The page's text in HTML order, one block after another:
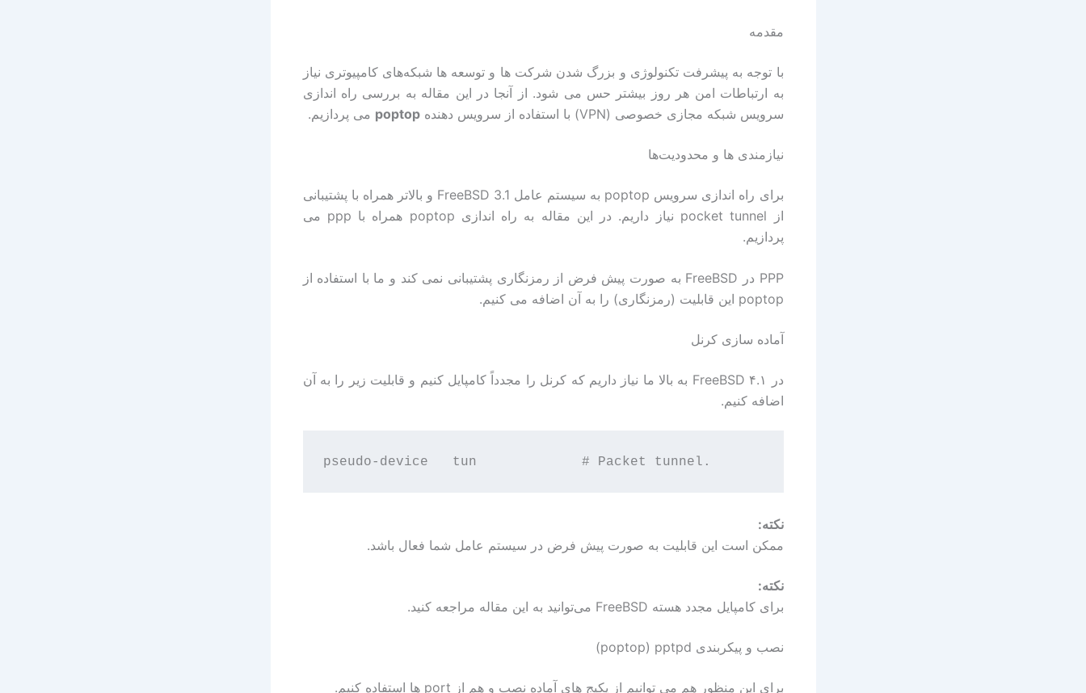
مقدمه
با توجه به پیشرفت تکنولوژی و بزرگ شدن شرکت ها و توسعه ها شبکه‌های کامپیوتری نیاز
به ارتباطات امن هر روز بیشتر حس می شود. از آنجا در این مقاله به بررسی راه اندازی
سرویس شبکه مجازی خصوصی (VPN) با استفاده از سرویس دهنده
poptop می پردازیم.
نیازمندی ها و محدودیت‌ها
برای راه اندازی سرویس poptop به سیستم عامل FreeBSD 3.1 و بالاتر همراه با پشتیبانی
از pocket tunnel نیاز داریم. در این مقاله به راه اندازی poptop همراه با ppp می
پردازیم.
PPP در FreeBSD به صورت پیش فرض از رمزنگاری پشتیبانی نمی کند و ما با استفاده از
poptop این قابلیت (رمزنگاری) را به آن اضافه می کنیم.
آماده سازی کرنل
در FreeBSD ۴.۱ به بالا ما نیاز داریم که کرنل را مجدداً کامپایل کنیم و قابلیت زیر را به آن
اضافه کنیم.
نکته:
ممکن است این قابلیت به صورت پیش فرض در سیستم عامل شما فعال باشد.
نکته:
برای کامپایل مجدد هسته FreeBSD می‌توانید به این مقاله مراجعه کنید.
نصب و پیکربندی ‎(poptop) pptpd‎
برای این منظور هم می توانیم از پکیج های آماده نصب و هم از port ها استفاده کنیم.